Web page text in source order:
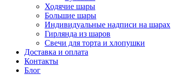
Ходячие шары
Большие шары
Индивидуальные надписи на шарах
Гирлянда из шаров
Свечи для торта и хлопушки
Доставка и оплата
Контакты
Блог